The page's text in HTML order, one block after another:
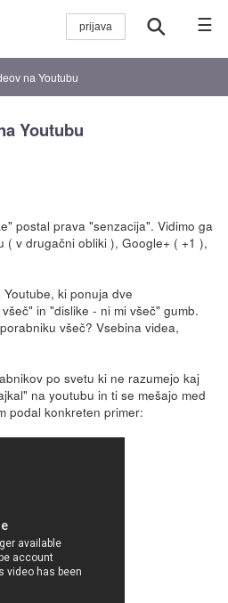
☰
na Youtubu
Youtubu
postal prava "senzacija". Vidimo ga
( v drugačni obliki ), Google+ ( +1 ),
ki ponuja dve
in "dislike - ni mi všeč" gumb.
všeč? Vsebina videa,
po svetu ki ne razumejo kaj
na youtubu in ti se mešajo med
podal konkreten primer: